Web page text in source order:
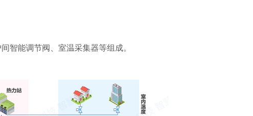
智能调节阀、室温采集器等组成。